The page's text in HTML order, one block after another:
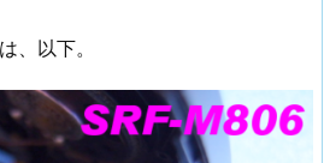
、以下。